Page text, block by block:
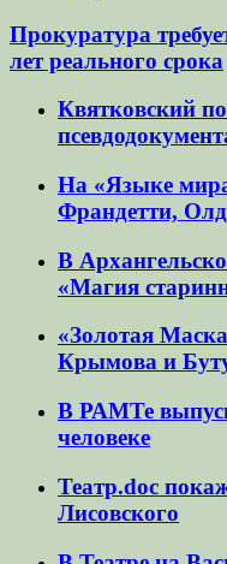
Прокуратура
лет реального срока
Квятковский
На «Языке
Франдетти,
В
«Магия
«Золотая
Крымова и
В РАМТе
человеке
Театр.doc
Лисовского